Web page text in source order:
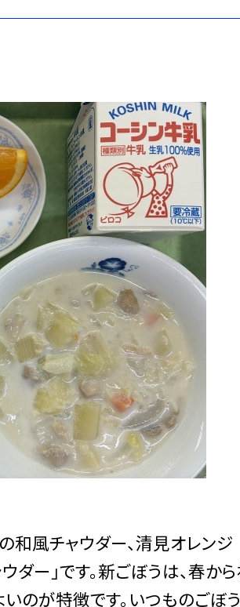
和風チャウダー、清見オレンジ
ダー」です。新ごぼうは、春か
いのが特徴です。いつものごぼ